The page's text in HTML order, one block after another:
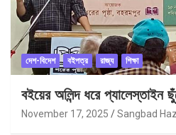
দেশ-বিদেশ বইপত্র রাজ্য শিক্ষা
বইয়ের অলিন্দ ধরে প্যালেস্তাইন
November 17, 2025 Sangbad